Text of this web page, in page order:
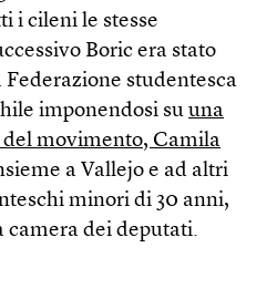
i cileni le stesse
Boric era stato
studentesca
imponendosi su una
movimento, Camila
a Vallejo e ad altri
minori di 30 anni,
camera dei deputati.